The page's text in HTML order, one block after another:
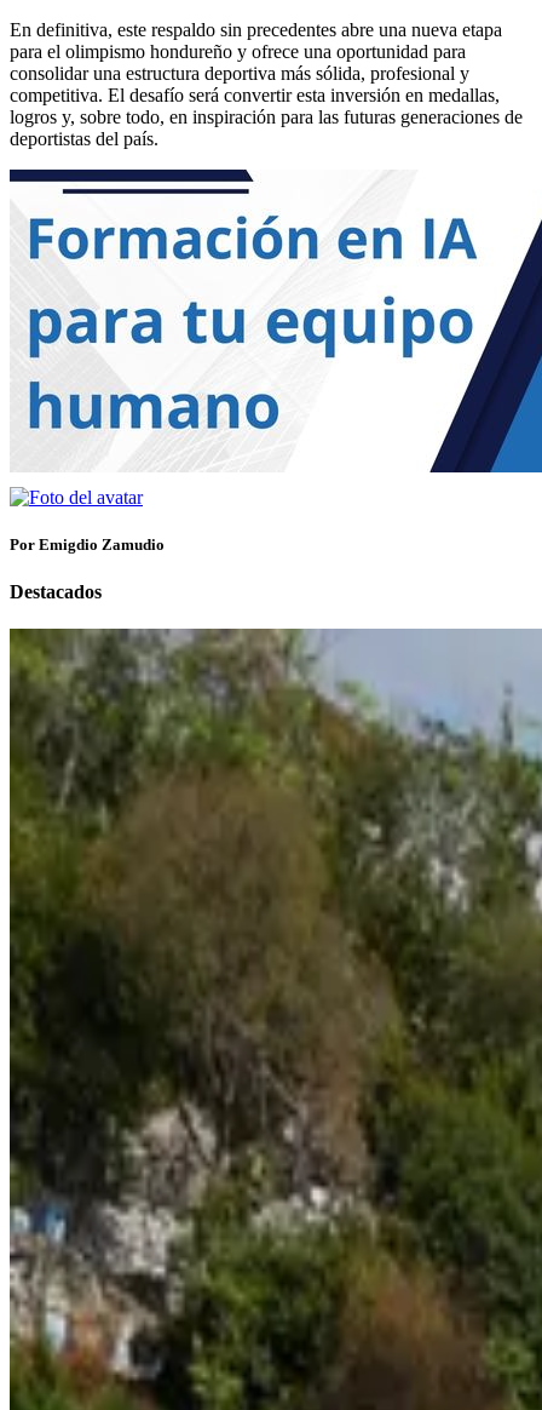
En definitiva, este respaldo sin precedentes abre una nueva etapa
para el olimpismo hondureño y ofrece una oportunidad para
consolidar una estructura deportiva más sólida, profesional y
competitiva. El desafío será convertir esta inversión en medallas,
logros y, sobre todo, en inspiración para las futuras generaciones de
deportistas del país.
Por Emigdio Zamudio
Destacados